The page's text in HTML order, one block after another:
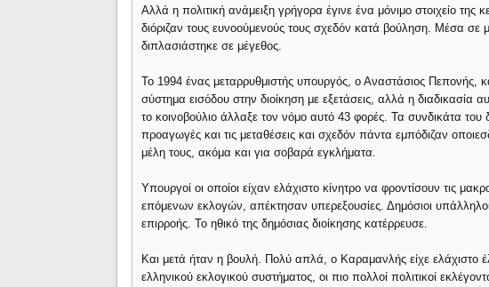
Αλλά η πολιτική ανάμειξη γρήγορα έγινε ένα μόνιμο στοιχείο της
διόριζαν τους ευνοούμενούς τους σχεδόν κατά βούληση. Μέσα σε
διπλασιάστηκε σε μέγεθος.
Το 1994 ένας μεταρρυθμιστής υπουργός, ο Αναστάσιος Πεπονής,
σύστημα εισόδου στην διοίκηση με εξετάσεις, αλλά η
το κοινοβούλιο άλλαξε τον νόμο αυτό 43 φορές. Τα συνδικάτα του
προαγωγές και τις μεταθέσεις και σχεδόν πάντα εμπόδιζαν
μέλη τους, ακόμα και για σοβαρά εγκλήματα.
Υπουργοί οι οποίοι είχαν ελάχιστο κίνητρο να φροντίσουν τις
επόμενων εκλογών, απέκτησαν υπερεξουσίες. Δημόσιοι
επιρροής. Το ηθικό της δημόσιας διοίκησης κατέρρευσε.
Και μετά ήταν η βουλή. Πολύ απλά, ο Καραμανλής είχε
ελληνικού εκλογικού συστήματος, οι πιο πολλοί πολιτικοί